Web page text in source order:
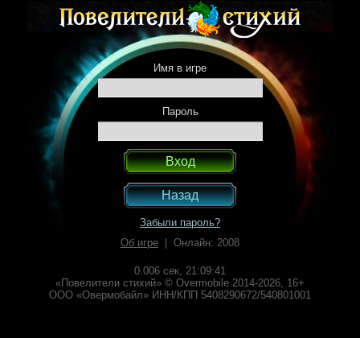
Имя в игре
Пароль
Назад
Забыли пароль?
Об игре | Онлайн: 2008
0.006 сек, 21:09:41
«Повелители стихий» © Overmobile 2014-2026, 16+
ООО «Овермобайл» ИНН/КПП 5408290672/540801001